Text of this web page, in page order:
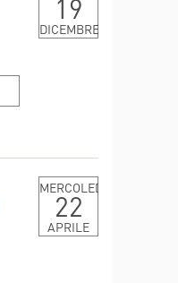
19
DICEMBRE
MERCOLEDÌ
22
APRILE